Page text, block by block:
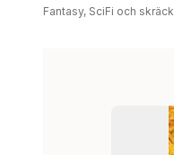
Fantasy, SciFi och skräck